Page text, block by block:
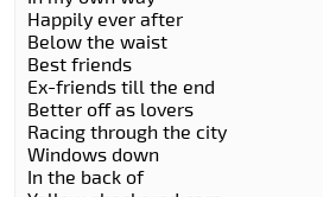
Happily ever after
Below the waist
Best friends
Ex-friends till the end
Better off as lovers
Racing through the city
Windows down
In the back of